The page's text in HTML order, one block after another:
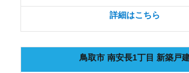
詳細はこちら
鳥取市 南安長1丁目 新築戸